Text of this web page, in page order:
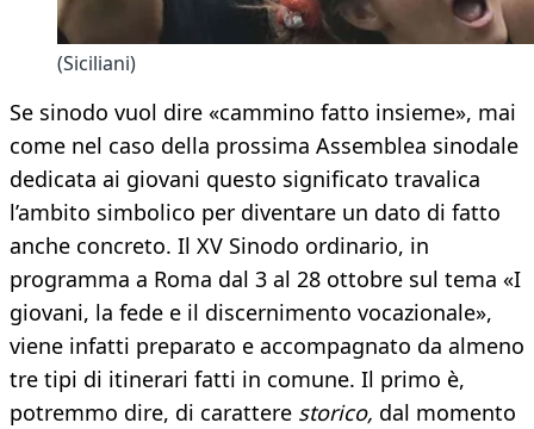
(Siciliani)
Se sinodo vuol dire «cammino fatto insieme», mai
come nel caso della prossima Assemblea sinodale
dedicata ai giovani questo significato travalica
l’ambito simbolico per diventare un dato di fatto
anche concreto. Il XV Sinodo ordinario, in
programma a Roma dal 3 al 28 ottobre sul tema «I
giovani, la fede e il discernimento vocazionale»,
viene infatti preparato e accompagnato da almeno
tre tipi di itinerari fatti in comune. Il primo è,
potremmo dire, di carattere storico, dal momento